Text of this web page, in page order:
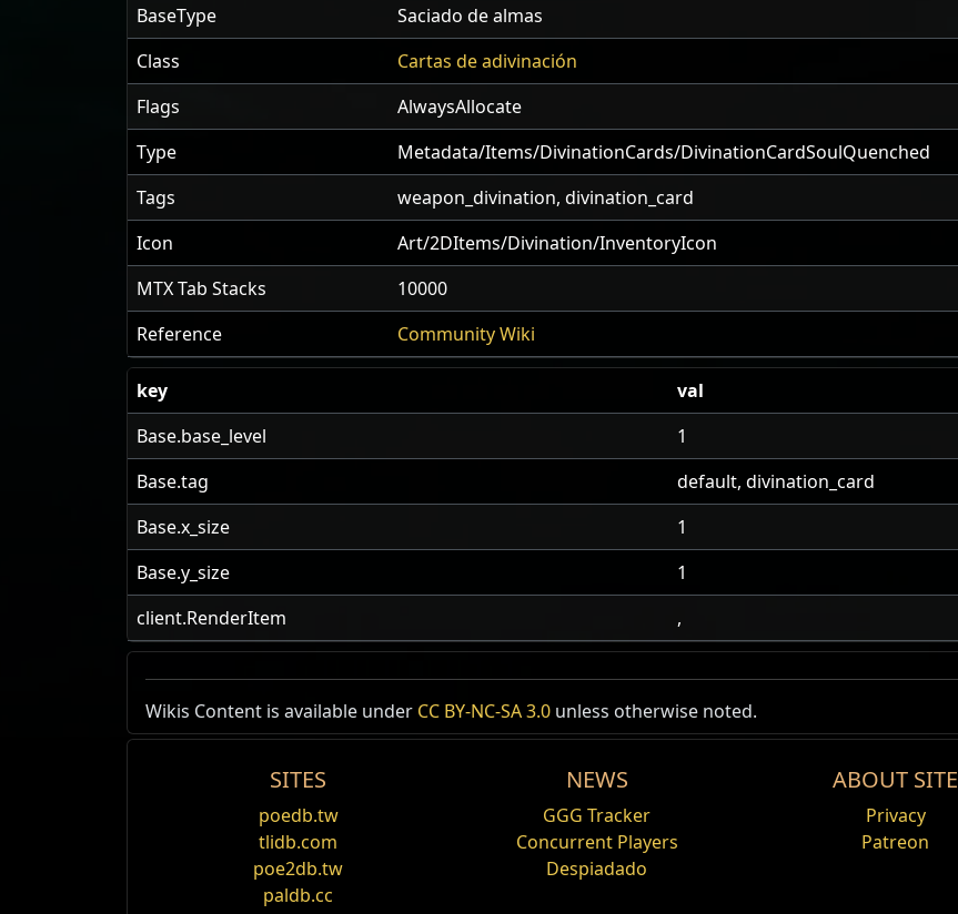
BaseType
Saciado de almas
Class
Cartas de adivinación
Flags
AlwaysAllocate
Type
Metadata/Items/DivinationCards/DivinationCardSoulQuenched
Tags
weapon_divination, divination_card
Icon
Art/2DItems/Divination/InventoryIcon
MTX Tab Stacks
10000
Reference
Community Wiki
key
val
Base.base_level
1
Base.tag
default, divination_card
Base.x_size
1
Base.y_size
1
client.RenderItem
,
Wikis Content is available under CC BY-NC-SA 3.0 unless otherwise noted.
SITES
poedb.tw
tlidb.com
poe2db.tw
paldb.cc
NEWS
GGG Tracker
Concurrent Players
Despiadado
ABOUT SITE
Privacy
Patreon